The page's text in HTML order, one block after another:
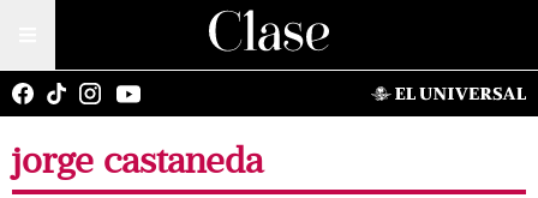
jorge castaneda